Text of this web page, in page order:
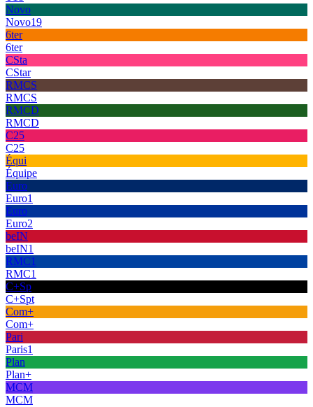
Novo
Novo19
6ter
6ter
CSta
CStar
RMCS
RMCS
RMCD
RMCD
C25
C25
Équi
Équipe
Euro
Euro1
Euro
Euro2
beIN
beIN1
RMC1
RMC1
C+Sp
C+Spt
Com+
Com+
Pari
Paris1
Plan
Plan+
MCM
MCM